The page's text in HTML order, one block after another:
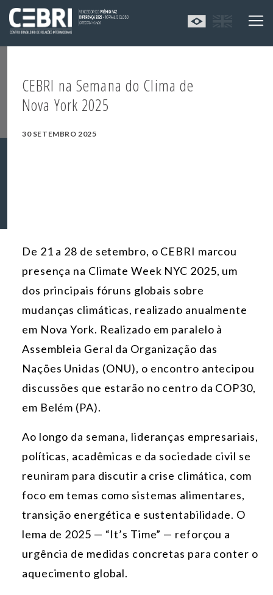
CEBRI na Semana do Clima de
Nova York 2025
30 SETEMBRO 2025
De 21 a 28 de setembro, o CEBRI marcou
presença na Climate Week NYC 2025, um
dos principais fóruns globais sobre
mudanças climáticas, realizado anualmente
em Nova York. Realizado em paralelo à
Assembleia Geral da Organização das
Nações Unidas (ONU), o encontro antecipou
discussões que estarão no centro da COP30,
em Belém (PA).
Ao longo da semana, lideranças empresariais,
políticas, acadêmicas e da sociedade civil se
reuniram para discutir a crise climática, com
foco em temas como sistemas alimentares,
transição energética e sustentabilidade. O
lema de 2025 — “It’s Time” — reforçou a
urgência de medidas concretas para conter o
aquecimento global.